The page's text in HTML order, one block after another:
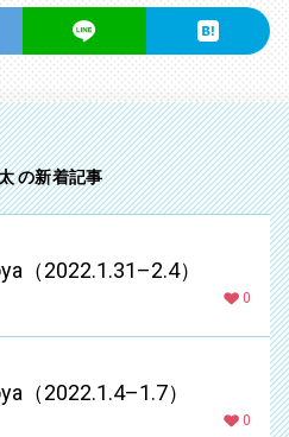
の新着記事
（2022.1.31–2.4）
0
（2022.1.4–1.7）
0